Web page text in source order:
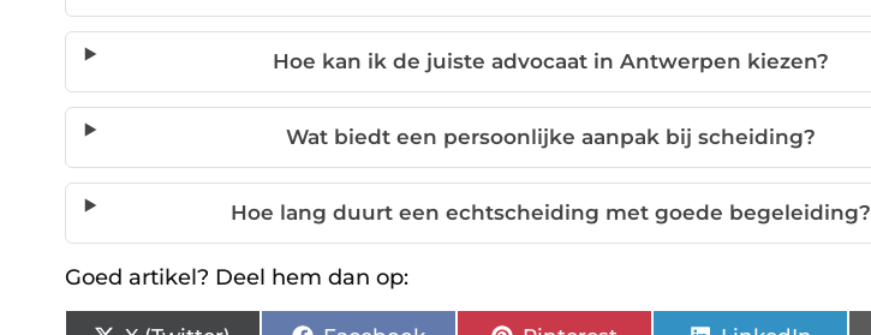
Hoe kan ik de juiste advocaat in Antwerpen kiezen?
Wat biedt een persoonlijke aanpak bij scheiding?
Hoe lang duurt een echtscheiding met goede begeleiding?
Goed artikel? Deel hem dan op: